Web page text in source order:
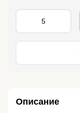
Описание